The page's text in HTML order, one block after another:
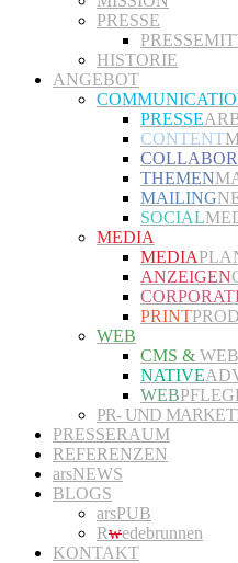
PRESSE
HISTORIE
ANGEBOT
PRESSE
CONTENT
THEMEN
MAILING
SOCIAL
MEDIA
MEDIA
ANZEIGEN
PRINT
WEB
CMS &
NATIVE
WEB
PR- UND
PRESSERAUM
REFERENZEN
arsNEWS
BLOGS
arsPUB
Rwedebrunnen
KONTAKT